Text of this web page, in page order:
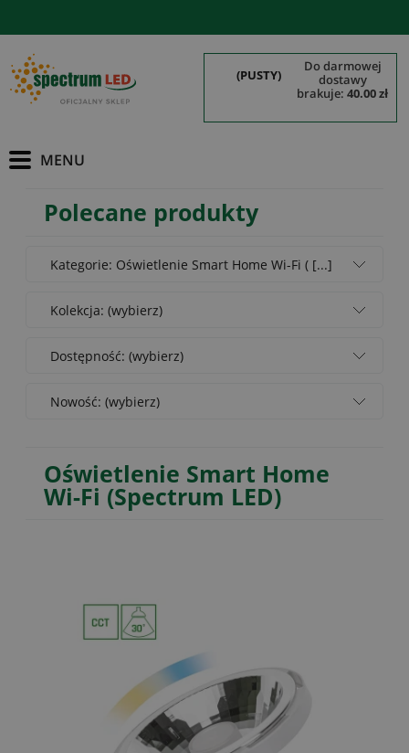
(PUSTY)
do darmowej
dostawy
brakuje: 40.00 zł
Polecane produkty
Kategorie: Oświetlenie Smart Home Wi-Fi ( [...]
Kolekcja: (wybierz)
Dostępność: (wybierz)
Nowość: (wybierz)
Oświetlenie Smart Home
Wi-Fi (Spectrum LED)